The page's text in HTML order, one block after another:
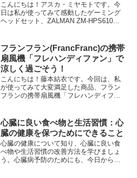
こんにちは！アスカ・ミヤモトです。今
日は私が使ってみて感動したゲーミング
ヘッドセット、ZALMAN ZM-HPS610に
ZALMAN ZM-HPS610は、...
フランフラン(FrancFranc)の携帯
扇風機「フレハンディファン」で
涼しく過ごそう！
こんにちは！藤本結衣です。今回は、私
が使ってみて大変満足した商品、フラン
フランの携帯扇風機「フレハンディファ
商品をお探しの方も多いと思いますの
で、ぜひ最後までお付き合い...
心臓に良い食べ物と生活習慣：心
臓の健康を保つためにできること
心臓の健康について知り、心臓に良い食
べ物や生活習慣の改善方法を学びましょ
う。心臓病予防のためにも、今日からで